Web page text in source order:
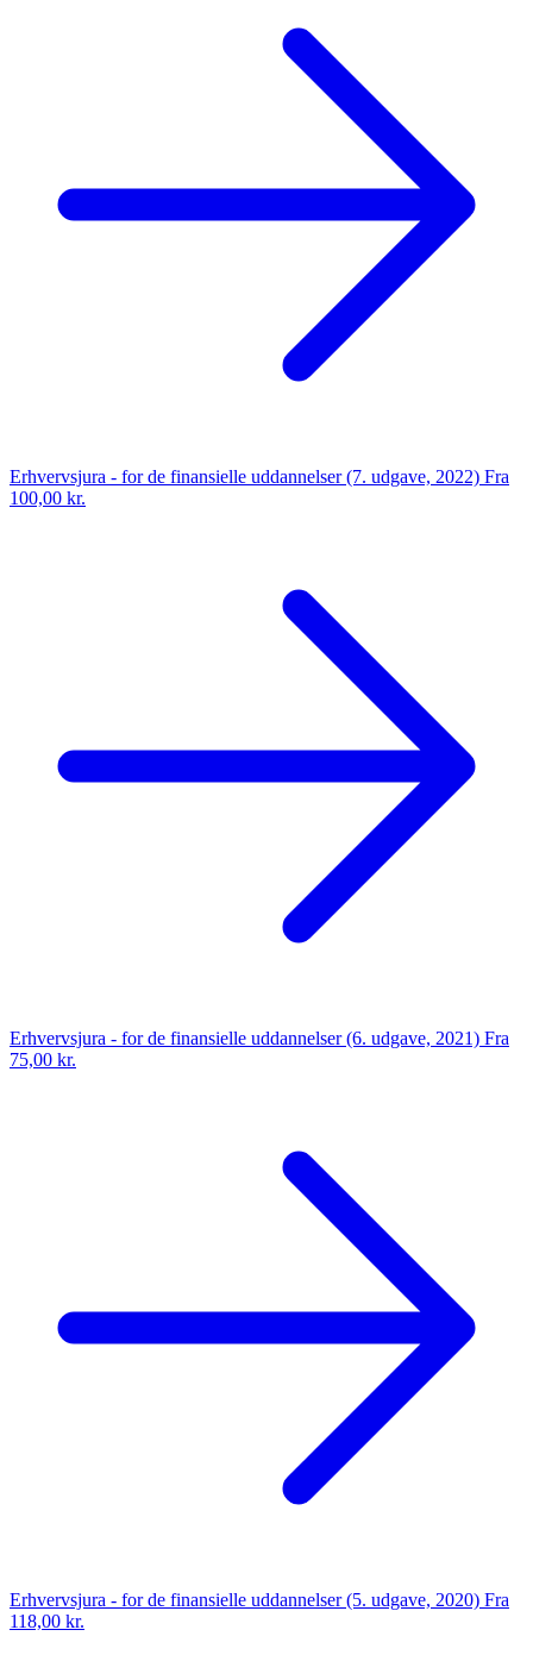
Erhvervsjura - for de finansielle uddannelser (7. udgave, 2022) Fra
100,00 kr.
Erhvervsjura - for de finansielle uddannelser (6. udgave, 2021) Fra
75,00 kr.
Erhvervsjura - for de finansielle uddannelser (5. udgave, 2020) Fra
118,00 kr.